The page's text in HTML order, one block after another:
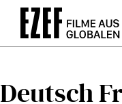
Direkt
Inhalt
Deutsch